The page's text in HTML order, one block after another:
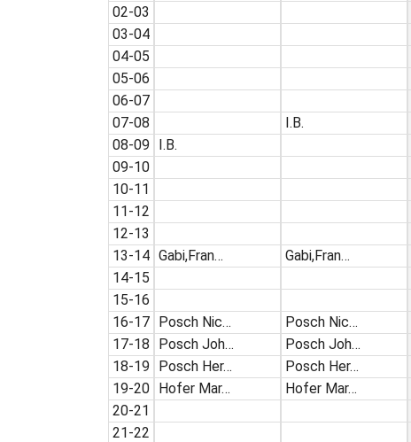
02-03
03-04
04-05
05-06
06-07
07-08
08-09
09-10
10-11
11-12
12-13
13-14
14-15
15-16
16-17
17-18
18-19
19-20
20-21
21-22
I.B.
Gabi,Fran…
Posch Nic…
Posch Joh…
Posch Her…
Hofer Mar…
I.B.
Gabi,Fran…
Posch Nic…
Posch Joh…
Posch Her…
Hofer Mar…